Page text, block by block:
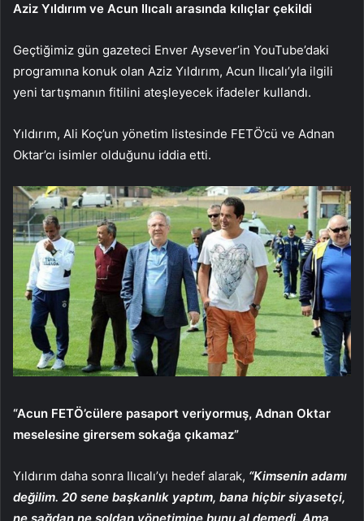
Aziz Yıldırım ve Acun Ilıcalı arasında kılıçlar çekildi
Geçtiğimiz gün gazeteci Enver Aysever’in YouTube’daki
programına konuk olan Aziz Yıldırım, Acun Ilıcalı’yla ilgili
yeni tartışmanın fitilini ateşleyecek ifadeler kullandı.
Yıldırım, Ali Koç’un yönetim listesinde FETÖ’cü ve Adnan
Oktar’cı isimler olduğunu iddia etti.
“Acun FETÖ’cülere pasaport veriyormuş, Adnan Oktar
meselesine girersem sokağa çıkamaz”
Yıldırım daha sonra Ilıcalı’yı hedef alarak, “Kimsenin adamı
değilim. 20 sene başkanlık yaptım, bana hiçbir siyasetçi,